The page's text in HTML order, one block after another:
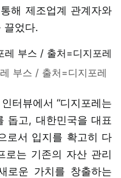
해 제조업계 관계자와
끌었다.
부스 / 출처=디지포레
터뷰에서 “디지포레는
돕고, 대한민국을 대표
로서 입지를 확고히 다
로는 기존의 자산 관리
로운 가치를 창출하는